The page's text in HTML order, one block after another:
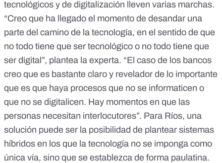
tecnológicos y de digitalización lleven varias marchas.
“Creo que ha llegado el momento de desandar una
parte del camino de la tecnología, en el sentido de que
no todo tiene que ser tecnológico o no todo tiene que
ser digital”, plantea la experta. “El caso de los bancos
creo que es bastante claro y revelador de lo importante
que es que haya procesos que no se informaticen o
que no se digitalicen. Hay momentos en que las
personas necesitan interlocutores”. Para Ríos, una
solución puede ser la posibilidad de plantear sistemas
híbridos en los que la tecnología no se imponga como
única vía, sino que se establezca de forma paulatina.